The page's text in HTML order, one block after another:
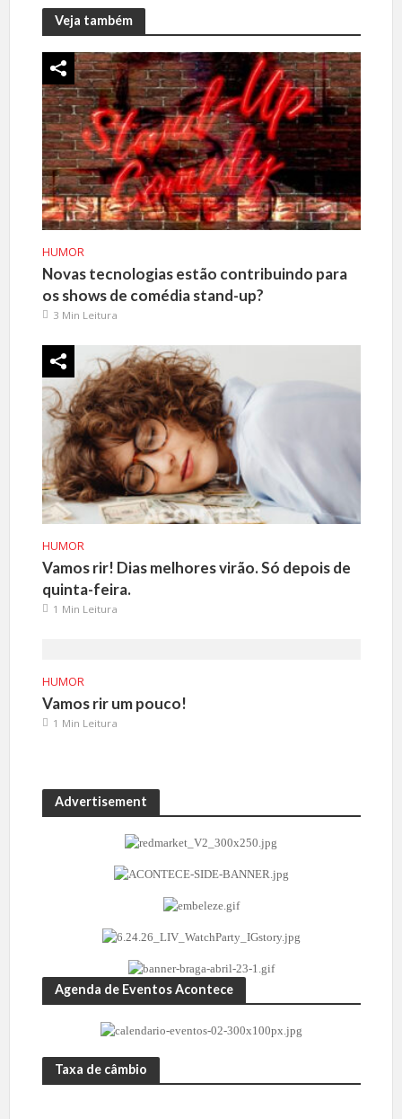
Veja também
HUMOR
Novas tecnologias estão contribuindo para
os shows de comédia stand-up?
3 Min Leitura
HUMOR
Vamos rir! Dias melhores virão. Só depois de
quinta-feira.
1 Min Leitura
HUMOR
Vamos rir um pouco!
1 Min Leitura
Advertisement
Agenda de Eventos Acontece
Taxa de câmbio